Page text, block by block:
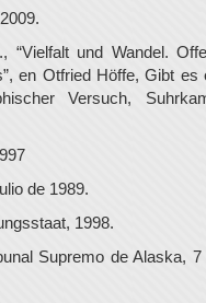
und Wandel.
en Otfried Höffe, Gibt es
Versuch,
de 1989.
1998.
Supremo de Alaska, 7